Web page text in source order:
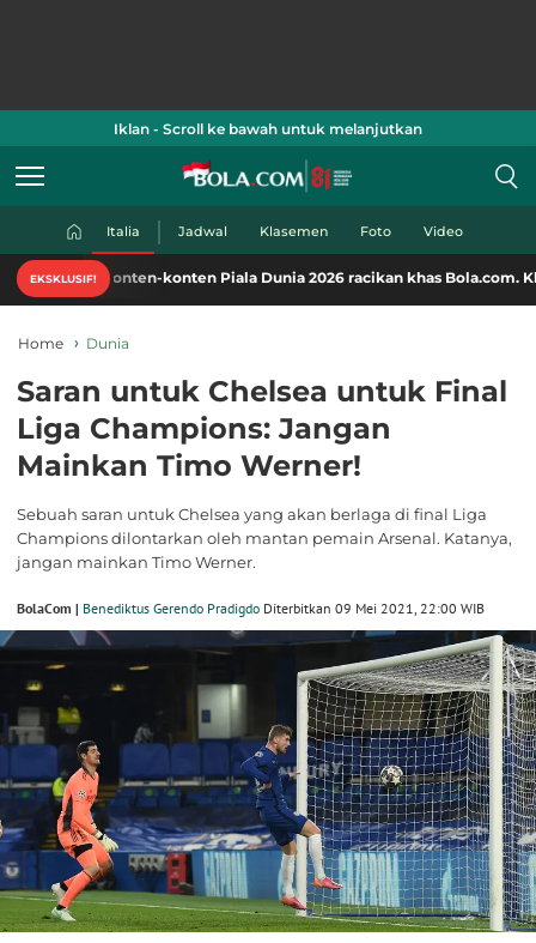
Iklan - Scroll ke bawah untuk melanjutkan
Italia Jadwal Klasemen Foto Video
EKSKLUSIF!
konten Piala Dunia 2026 racikan khas Bola.com. Klik di sini!
Home Dunia
Saran untuk Chelsea untuk Final
Liga Champions: Jangan
Mainkan Timo Werner!
Sebuah saran untuk Chelsea yang akan berlaga di final Liga
Champions dilontarkan oleh mantan pemain Arsenal. Katanya,
jangan mainkan Timo Werner.
BolaCom | Benediktus Gerendo Pradigdo Diterbitkan 09 Mei 2021, 22:00 WIB